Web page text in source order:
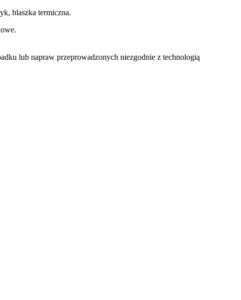
blaszka termiczna.
lub napraw przeprowadzonych niezgodnie z technologią